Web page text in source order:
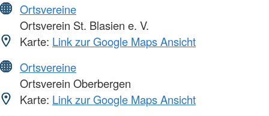
Ortsvereine
Ortsverein St. Blasien e. V.
Karte: Link zur Google Maps Ansicht
Ortsvereine
Ortsverein Oberbergen
Karte: Link zur Google Maps Ansicht